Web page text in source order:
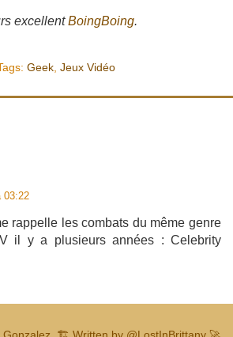
excellentBoingBoing.
Geek Jeux Vidéo
03:22
rappelle les combats du même genre
il y a plusieurs années : Celebrity